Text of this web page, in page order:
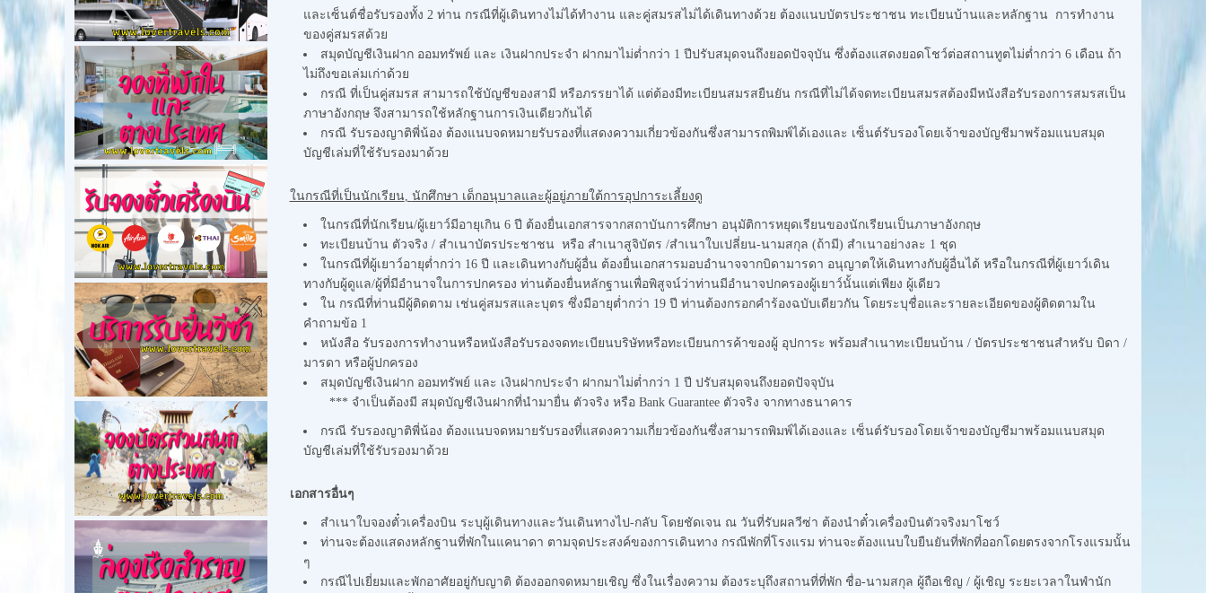
และเซ็นต์ชื่อรับรองทั้ง 2 ท่าน กรณีที่ผู้เดินทางไม่ได้ทำงาน และคู่สมรสไม่ได้เดินทางด้วย ต้องแนบบัตรประชาชน ทะเบียนบ้านและหลักฐาน การทำงาน
ของคู่สมรสด้วย
สมุดบัญชีเงินฝาก ออมทรัพย์ และ เงินฝากประจำ ฝากมาไม่ต่ำกว่า 1 ปีปรับสมุดจนถึงยอดปัจจุบัน ซึ่งต้องแสดงยอดโชว์ต่อสถานทูตไม่ต่ำกว่า 6 เดือน ถ้า
ไม่ถึงขอเล่มเก่าด้วย
กรณี ที่เป็นคู่สมรส สามารถใช้บัญชีของสามี หรือภรรยาได้ แต่ต้องมีทะเบียนสมรสยืนยัน กรณีที่ไม่ได้จดทะเบียนสมรสต้องมีหนังสือรับรองการสมรสเป็น
ภาษาอังกฤษ จึงสามารถใช้หลักฐานการเงินเดียวกันได้
กรณี รับรองญาติพี่น้อง ต้องแนบจดหมายรับรองที่แสดงความเกี่ยวข้องกันซึ่งสามารถพิมพ์ได้เองและ เซ็นต์รับรองโดยเจ้าของบัญชีมาพร้อมแนบสมุด
บัญชีเล่มที่ใช้รับรองมาด้วย
ในกรณีที่เป็นนักเรียน, นักศึกษา เด็กอนุบาลและผู้อยู่ภายใต้การอุปการะเลี้ยงดู
ในกรณีที่นักเรียน/ผู้เยาว์มีอายุเกิน 6 ปี ต้องยื่นเอกสารจากสถาบันการศึกษา อนุมัติการหยุดเรียนของนักเรียนเป็นภาษาอังกฤษ
ทะเบียนบ้าน ตัวจริง / สำเนาบัตรประชาชน หรือ สำเนาสูจิบัตร /สำเนาใบเปลี่ยน-นามสกุล (ถ้ามี) สำเนาอย่างละ 1 ชุด
ในกรณีที่ผู้เยาว์อายุต่ำกว่า 16 ปี และเดินทางกับผู้อื่น ต้องยื่นเอกสารมอบอำนาจจากบิดามารดา อนุญาตให้เดินทางกับผู้อื่นได้ หรือในกรณีที่ผู้เยาว์เดิน
ทางกับผู้ดูแล/ผู้ที่มีอำนาจในการปกครอง ท่านต้องยื่นหลักฐานเพื่อพิสูจน์ว่าท่านมีอำนาจปกครองผู้เยาว์นั้นแต่เพียง ผู้เดียว
ใน กรณีที่ท่านมีผู้ติดตาม เช่นคู่สมรสและบุตร ซึ่งมีอายุต่ำกว่า 19 ปี ท่านต้องกรอกคำร้องฉบับเดียวกัน โดยระบุชื่อและรายละเอียดของผู้ติดตามใน
คำถามข้อ 1
หนังสือ รับรองการทำงานหรือหนังสือรับรองจดทะเบียนบริษัทหรือทะเบียนการค้าของผู้ อุปการะ พร้อมสำเนาทะเบียนบ้าน / บัตรประชาชนสำหรับ บิดา /
มารดา หรือผู้ปกครอง
สมุดบัญชีเงินฝาก ออมทรัพย์ และ เงินฝากประจำ ฝากมาไม่ต่ำกว่า 1 ปี ปรับสมุดจนถึงยอดปัจจุบัน
*** จำเป็นต้องมี สมุดบัญชีเงินฝากที่นำมายื่น ตัวจริง หรือ Bank Guarantee ตัวจริง จากทางธนาคาร
กรณี รับรองญาติพี่น้อง ต้องแนบจดหมายรับรองที่แสดงความเกี่ยวข้องกันซึ่งสามารถพิมพ์ได้เองและ เซ็นต์รับรองโดยเจ้าของบัญชีมาพร้อมแนบสมุด
บัญชีเล่มที่ใช้รับรองมาด้วย
เอกสารอื่นๆ
สำเนาใบจองตั๋วเครื่องบิน ระบุผู้เดินทางและวันเดินทางไป-กลับ โดยชัดเจน ณ วันที่รับผลวีซ่า ต้องนำตั๋วเครื่องบินตัวจริงมาโชว์
ท่านจะต้องแสดงหลักฐานที่พักในแคนาดา ตามจุดประสงค์ของการเดินทาง กรณีพักที่โรงแรม ท่านจะต้องแนบใบยืนยันที่พักที่ออกโดยตรงจากโรงแรมนั้น
ๆ
กรณีไปเยี่ยมและพักอาศัยอยู่กับญาติ ต้องออกจดหมายเชิญ ซึ่งในเรื่องความ ต้องระบุถึงสถานที่ที่พัก ชื่อ-นามสกุล ผู้ถือเชิญ / ผู้เชิญ ระยะเวลาในพำนัก